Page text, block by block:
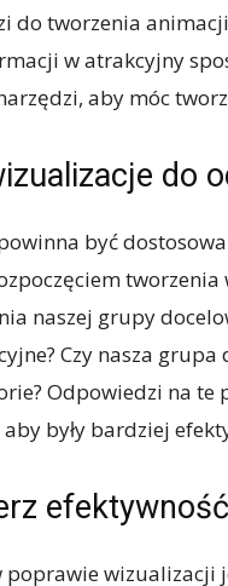
do tworzenia
w atrakcyjny
aby móc
do
być
naszej grupy
Czy nasza
Odpowiedzi na
były bardziej
efektywność
wizualizacji